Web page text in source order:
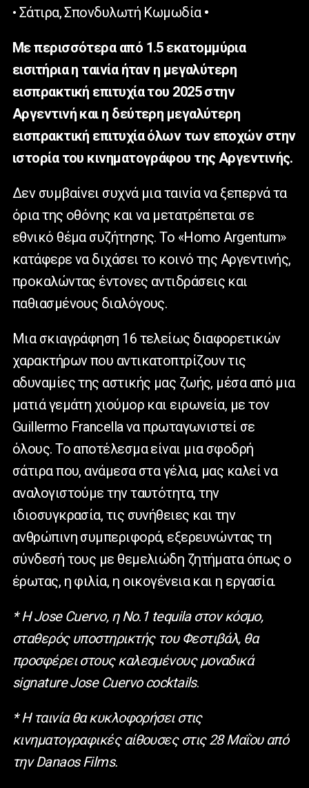
• Σάτιρα, Σπονδυλωτή Κωμωδία •
Με περισσότερα από 1.5 εκατομμύρια
εισιτήρια η ταινία ήταν η μεγαλύτερη
εισπρακτική επιτυχία του 2025 στην
Αργεντινή και η δεύτερη μεγαλύτερη
εισπρακτική επιτυχία όλων των εποχών στην
ιστορία του κινηματογράφου της Αργεντινής.
Δεν συμβαίνει συχνά μια ταινία να ξεπερνά τα
όρια της οθόνης και να μετατρέπεται σε
εθνικό θέμα συζήτησης. Το «Homo Argentum»
κατάφερε να διχάσει το κοινό της Αργεντινής,
προκαλώντας έντονες αντιδράσεις και
παθιασμένους διαλόγους.
Μια σκιαγράφηση 16 τελείως διαφορετικών
χαρακτήρων που αντικατοπτρίζουν τις
αδυναμίες της αστικής μας ζωής, μέσα από μια
ματιά γεμάτη χιούμορ και ειρωνεία, με τον
Guillermo Francella να πρωταγωνιστεί σε
όλους. Το αποτέλεσμα είναι μια σφοδρή
σάτιρα που, ανάμεσα στα γέλια, μας καλεί να
αναλογιστούμε την ταυτότητα, την
ιδιοσυγκρασία, τις συνήθειες και την
ανθρώπινη συμπεριφορά, εξερευνώντας τη
σύνδεσή τους με θεμελιώδη ζητήματα όπως ο
έρωτας, η φιλία, η οικογένεια και η εργασία.
* H Jose Cuervo, η Νο.1 tequila στον κόσμο,
σταθερός υποστηρικτής του Φεστιβάλ, θα
προσφέρει στους καλεσμένους μοναδικά
signature Jose Cuervo cocktails.
* Η ταινία θα κυκλοφορήσει στις
κινηματογραφικές αίθουσες στις28 Μαΐουαπό
την Danaos Films.